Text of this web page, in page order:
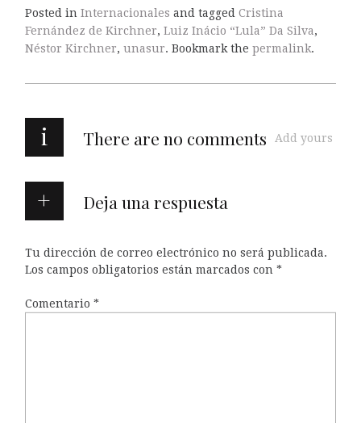
Posted in Internacionales and tagged Cristina
Fernández de Kirchner, Luiz Inácio “Lula” Da Silva,
Néstor Kirchner, unasur. Bookmark the permalink.
i There are no comments Add yours
Deja una respuesta
Tu dirección de correo electrónico no será publicada.
Los campos obligatorios están marcados con *
Comentario *